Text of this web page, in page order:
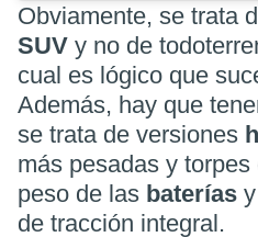
Obviamente, se trata
SUV y no de
cual es lógico que
Además, hay que
se trata de versiones
más pesadas y
peso de las baterías
de tracción integral.